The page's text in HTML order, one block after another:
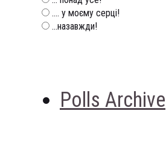
.... у моєму серці!
...назавжди!
Polls Archive